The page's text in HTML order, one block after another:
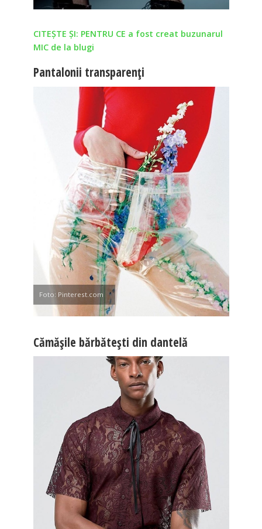
CITEȘTE ȘI: PENTRU CE a fost creat buzunarul
MIC de la blugi
Pantalonii transparenți
Foto: Pinterest.com
Cămăşile bărbăteşti din dantelă